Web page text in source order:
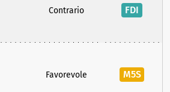
Contrario FDI
Favorevole M5S